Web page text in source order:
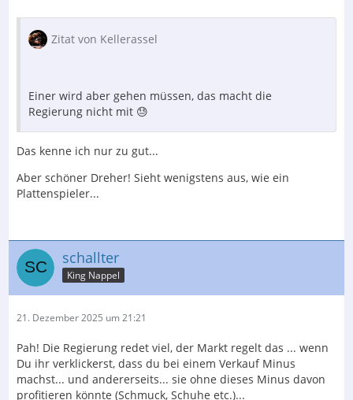
Zitat von Kellerassel
Einer wird aber gehen müssen, das macht die
Regierung nicht mit 😓
Das kenne ich nur zu gut...
Aber schöner Dreher! Sieht wenigstens aus, wie ein
Plattenspieler...
schallter
King Nappel
21. Dezember 2025 um 21:21
Pah! Die Regierung redet viel, der Markt regelt das ... wenn
Du ihr verklickerst, dass du bei einem Verkauf Minus
machst... und andererseits... sie ohne dieses Minus davon
profitieren könnte (Schmuck, Schuhe etc.)...